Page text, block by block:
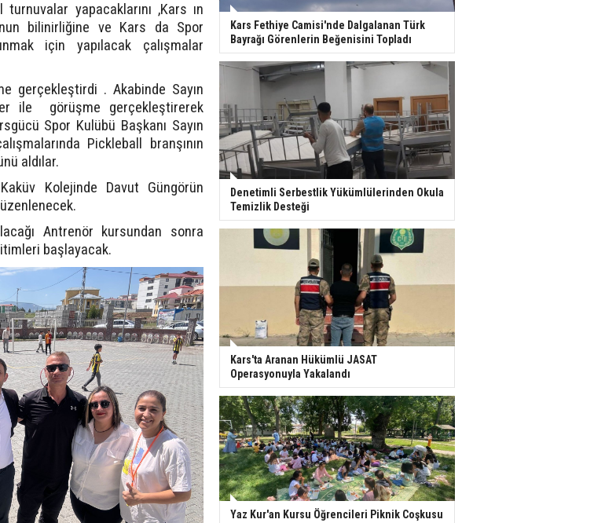
yapacaklarını ,Kars ın
bilinirliğine ve Kars da Spor
için yapılacak çalışmalar
gerçekleştirdi . Akabinde Sayın
ile görüşme gerçekleştirerek
Spor Kulübü Başkanı Sayın
Pickleball branşının
aldılar.
Kolejinde Davut Güngörün
Antrenör kursundan sonra
başlayacak.
Kars Fethiye Camisi'nde Dalgalanan Türk
Bayrağı Görenlerin Beğenisini Topladı
Denetimli Serbestlik Yükümlülerinden Okula
Temizlik Desteği
Kars'ta Aranan Hükümlü JASAT
Operasyonuyla Yakalandı
Yaz Kur'an Kursu Öğrencileri Piknik Coşkusu